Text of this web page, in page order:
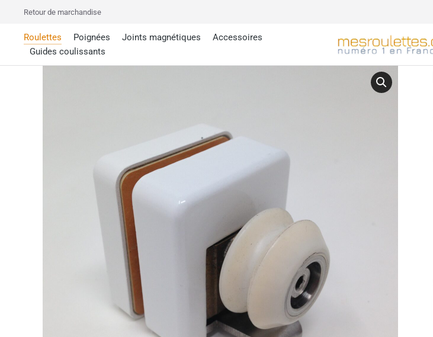
Retour de marchandise
Roulettes Poignées Joints magnétiques
Accessoires
Guides coulissants